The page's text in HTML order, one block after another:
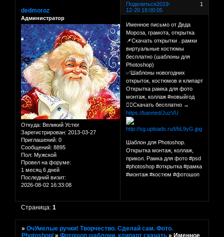
Поделиться 1
2019-
12-20 18:00:05
dedmoroz
Администратор
Откуда: Великий Устюг
Зарегистрирован: 2013-03-27
Приглашений: 0
Сообщений: 8895
Пол: Мужской
Провел на форуме:
1 месяц 6 дней
Последний визит:
2026-08-02 16:33:08
Именное письмо от Деда
Мороза, грамота, открытка
📌Скачать открытки . рамки
виртуальные костюмы
бесплатно (шаблоны для
Photoshop)
✅Шаблоны новогодних
открыток, костюмов и клипарт
Открытка рамка для фото
монтаж, коллаж #новыйгод
👉🏻Скачать бесплатно →
https://banned/JuzVU
Шаблон для Photoshop.
Открытка монтаж, коллаж,
прикол. Рамка для фото #psd
#photoshop #открытка #рамка
#монтаж #костюм #фотошоп
Страница:1
»ОчУмелые ручки! Творчество. Сделай сам. Фото.
Photoshop/ »Фотошоп шаблони, клипарт скачать »Именное